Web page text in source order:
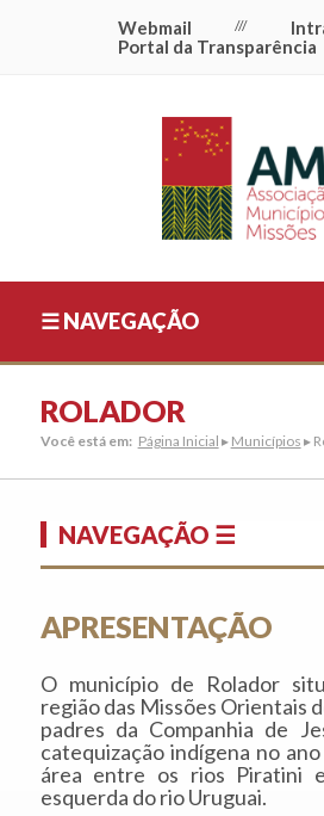
Webmail ///
Portal da Transparência
☰ NAVEGAÇÃO
ROLADOR
Você está em: Página Inicial ▸ Municípios ▸
APRESENTAÇÃO
O município de Rolador
região das Missões Orientais
padres da Companhia de
catequização indígena no
área entre os rios Piratini
esquerda do rio Uruguai.
NAVEGAÇÃO ☰